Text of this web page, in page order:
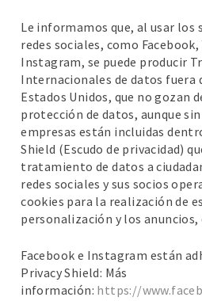
Le informamos que, al usar los
redes sociales, como
Instagram, se puede producir
Internacionales de datos fuera
Estados Unidos, que no gozan
protección de datos, aunque
empresas están incluidas
Shield (Escudo de privacidad)
tratamiento de datos a
redes sociales y sus socios
cookies para la realización de
personalización y los
Facebook e Instagram están
Privacy Shield: Más
información: https://